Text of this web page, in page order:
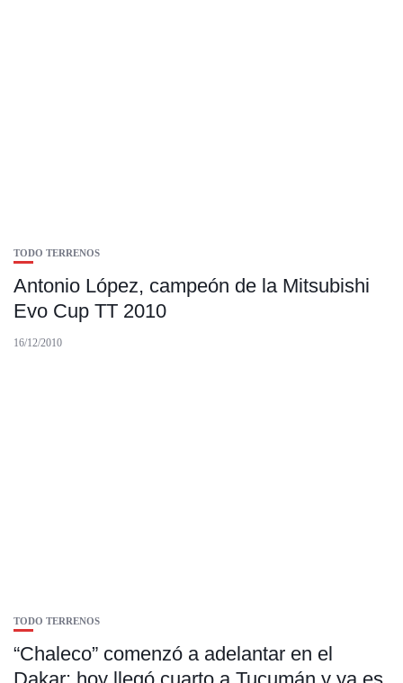
TODO TERRENOS
Antonio López, campeón de la Mitsubishi
Evo Cup TT 2010
16/12/2010
TODO TERRENOS
“Chaleco” comenzó a adelantar en el